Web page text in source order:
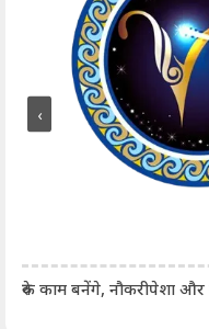
रुके काम बनेंगे, नौकरीपेशा और
‹